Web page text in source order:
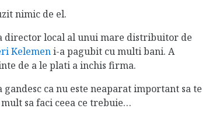
nimic de el.
director local al unui mare distribuitor de
Kelemeni-a pagubit cu multi bani. A
de a le plati a inchis firma.
ca nu este neaparat important sa te
sa faci ceea ce trebuie…